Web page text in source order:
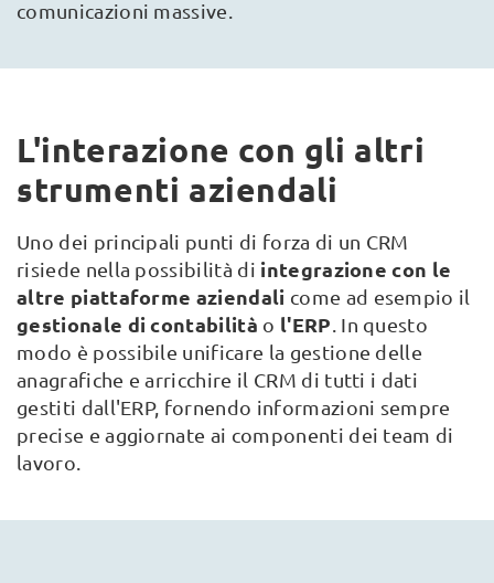
comunicazioni massive.
L'interazione con gli altri
strumenti aziendali
Uno dei principali punti di forza di un CRM
risiede nella possibilità di integrazione con le
altre piattaforme aziendali come ad esempio il
gestionale di contabilità o l'ERP . In questo
modo è possibile unificare la gestione delle
anagrafiche e arricchire il CRM di tutti i dati
gestiti dall'ERP, fornendo informazioni sempre
precise e aggiornate ai componenti dei team di
lavoro.